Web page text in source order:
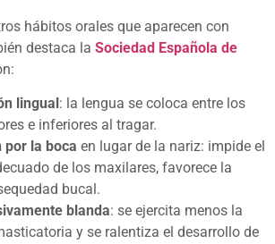
hábitos orales que aparecen con
destaca la Sociedad Española de
lingual: la lengua se coloca entre los
e inferiores al tragar.
por la boca en lugar de la nariz: impide el
de los maxilares, favorece la
bucal.
blanda: se ejercita menos la
y se ralentiza el desarrollo de